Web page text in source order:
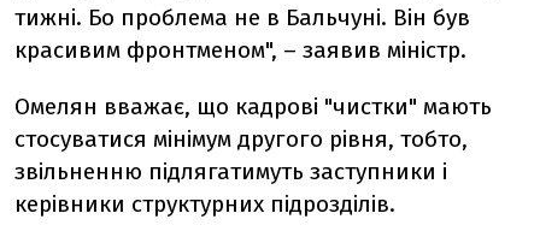
тижні. Бо проблема не в Бальчуні. Він був
красивим фронтменом", – заявив міністр.
Омелян вважає, що кадрові "чистки" мають
стосуватися мінімум другого рівня, тобто,
звільненню підлягатимуть заступники і
керівники структурних підрозділів.